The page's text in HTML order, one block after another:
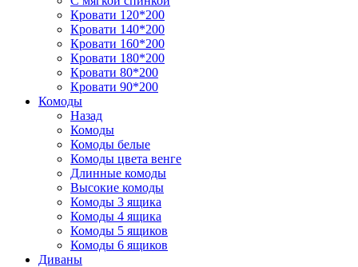
Кровати 120*200
Кровати 140*200
Кровати 160*200
Кровати 180*200
Кровати 80*200
Кровати 90*200
Комоды
Назад
Комоды
Комоды белые
Комоды цвета венге
Длинные комоды
Высокие комоды
Комоды 3 ящика
Комоды 4 ящика
Комоды 5 ящиков
Комоды 6 ящиков
Диваны